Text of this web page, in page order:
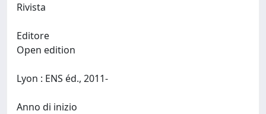
Rivista
Editore
Open edition
Anno di inizio